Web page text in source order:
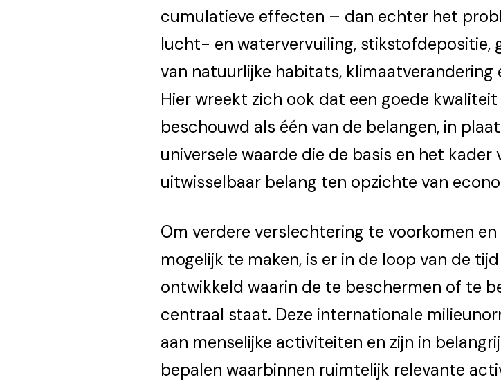
cumulatieve effecten – dan echter het
lucht- en watervervuiling, stikstofdepositie,
van natuurlijke habitats, klimaatverandering
Hier wreekt zich ook dat een goede
beschouwd als één van de belangen, in
universele waarde die de basis en het kader
uitwisselbaar belang ten opzichte van
Om verdere verslechtering te voorkomen
mogelijk te maken, is er in de loop van de
ontwikkeld waarin de te beschermen of te
centraal staat. Deze internationale
aan menselijke activiteiten en zijn in
bepalen waarbinnen ruimtelijk relevante